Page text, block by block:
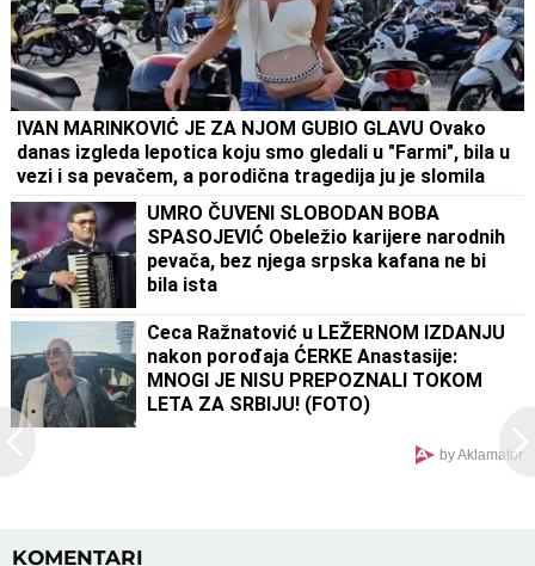
IVAN MARINKOVIĆ JE ZA NJOM GUBIO GLAVU Ovako
danas izgleda lepotica koju smo gledali u "Farmi", bila u
vezi i sa pevačem, a porodična tragedija ju je slomila
UMRO ČUVENI SLOBODAN BOBA
SPASOJEVIĆ Obeležio karijere narodnih
pevača, bez njega srpska kafana ne bi
bila ista
Ceca Ražnatović u LEŽERNOM IZDANJU
nakon porođaja ĆERKE Anastasije:
MNOGI JE NISU PREPOZNALI TOKOM
LETA ZA SRBIJU! (FOTO)
by Aklamator
KOMENTARI